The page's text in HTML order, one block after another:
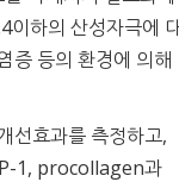
이하의 산성자극에
증 등의 환경에 의해
선효과를 측정하고,
1, procollagen과